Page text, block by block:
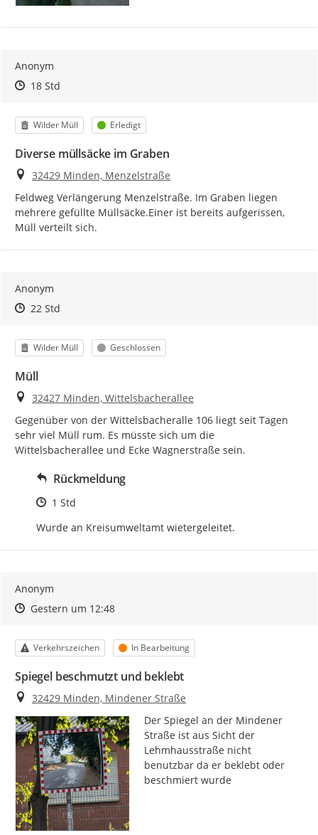
Anonym
Zeitpunkt des Erstellens
Zeitpunkt des Erstellens
18 StdZur Äußerung
Kategorie
Wilder Müll Status
Erledigt
Diverse müllsäcke im Graben
Ort
32429 Minden, Menzelstraße
Feldweg Verlängerung Menzelstraße. Im Graben liegen
mehrere gefüllte Müllsäcke.Einer ist bereits aufgerissen,
Müll verteilt sich.
Anonym
Zeitpunkt des Erstellens
Zeitpunkt des Erstellens
22 StdZur Äußerung
Kategorie
Wilder Müll Status
Geschlossen
Müll
Ort
32427 Minden, Wittelsbacherallee
Gegenüber von der Wittelsbacheralle 106 liegt seit Tagen
sehr viel Müll rum. Es müsste sich um die
Wittelsbacherallee und Ecke Wagnerstraße sein.
Rückmeldung
Zeitpunkt des Erstellens
1 Std
Wurde an Kreisumweltamt wietergeleitet.
Anonym
Zeitpunkt des Erstellens
Zeitpunkt des Erstellens
Gestern um 12:48Zur Äußerung
Kategorie
Verkehrszeichen Status
In Bearbeitung
Spiegel beschmutzt und beklebt
Ort
32429 Minden, Mindener Straße
Der Spiegel an der Mindener
Straße ist aus Sicht der
Lehmhausstraße nicht
benutzbar da er beklebt oder
beschmiert wurde